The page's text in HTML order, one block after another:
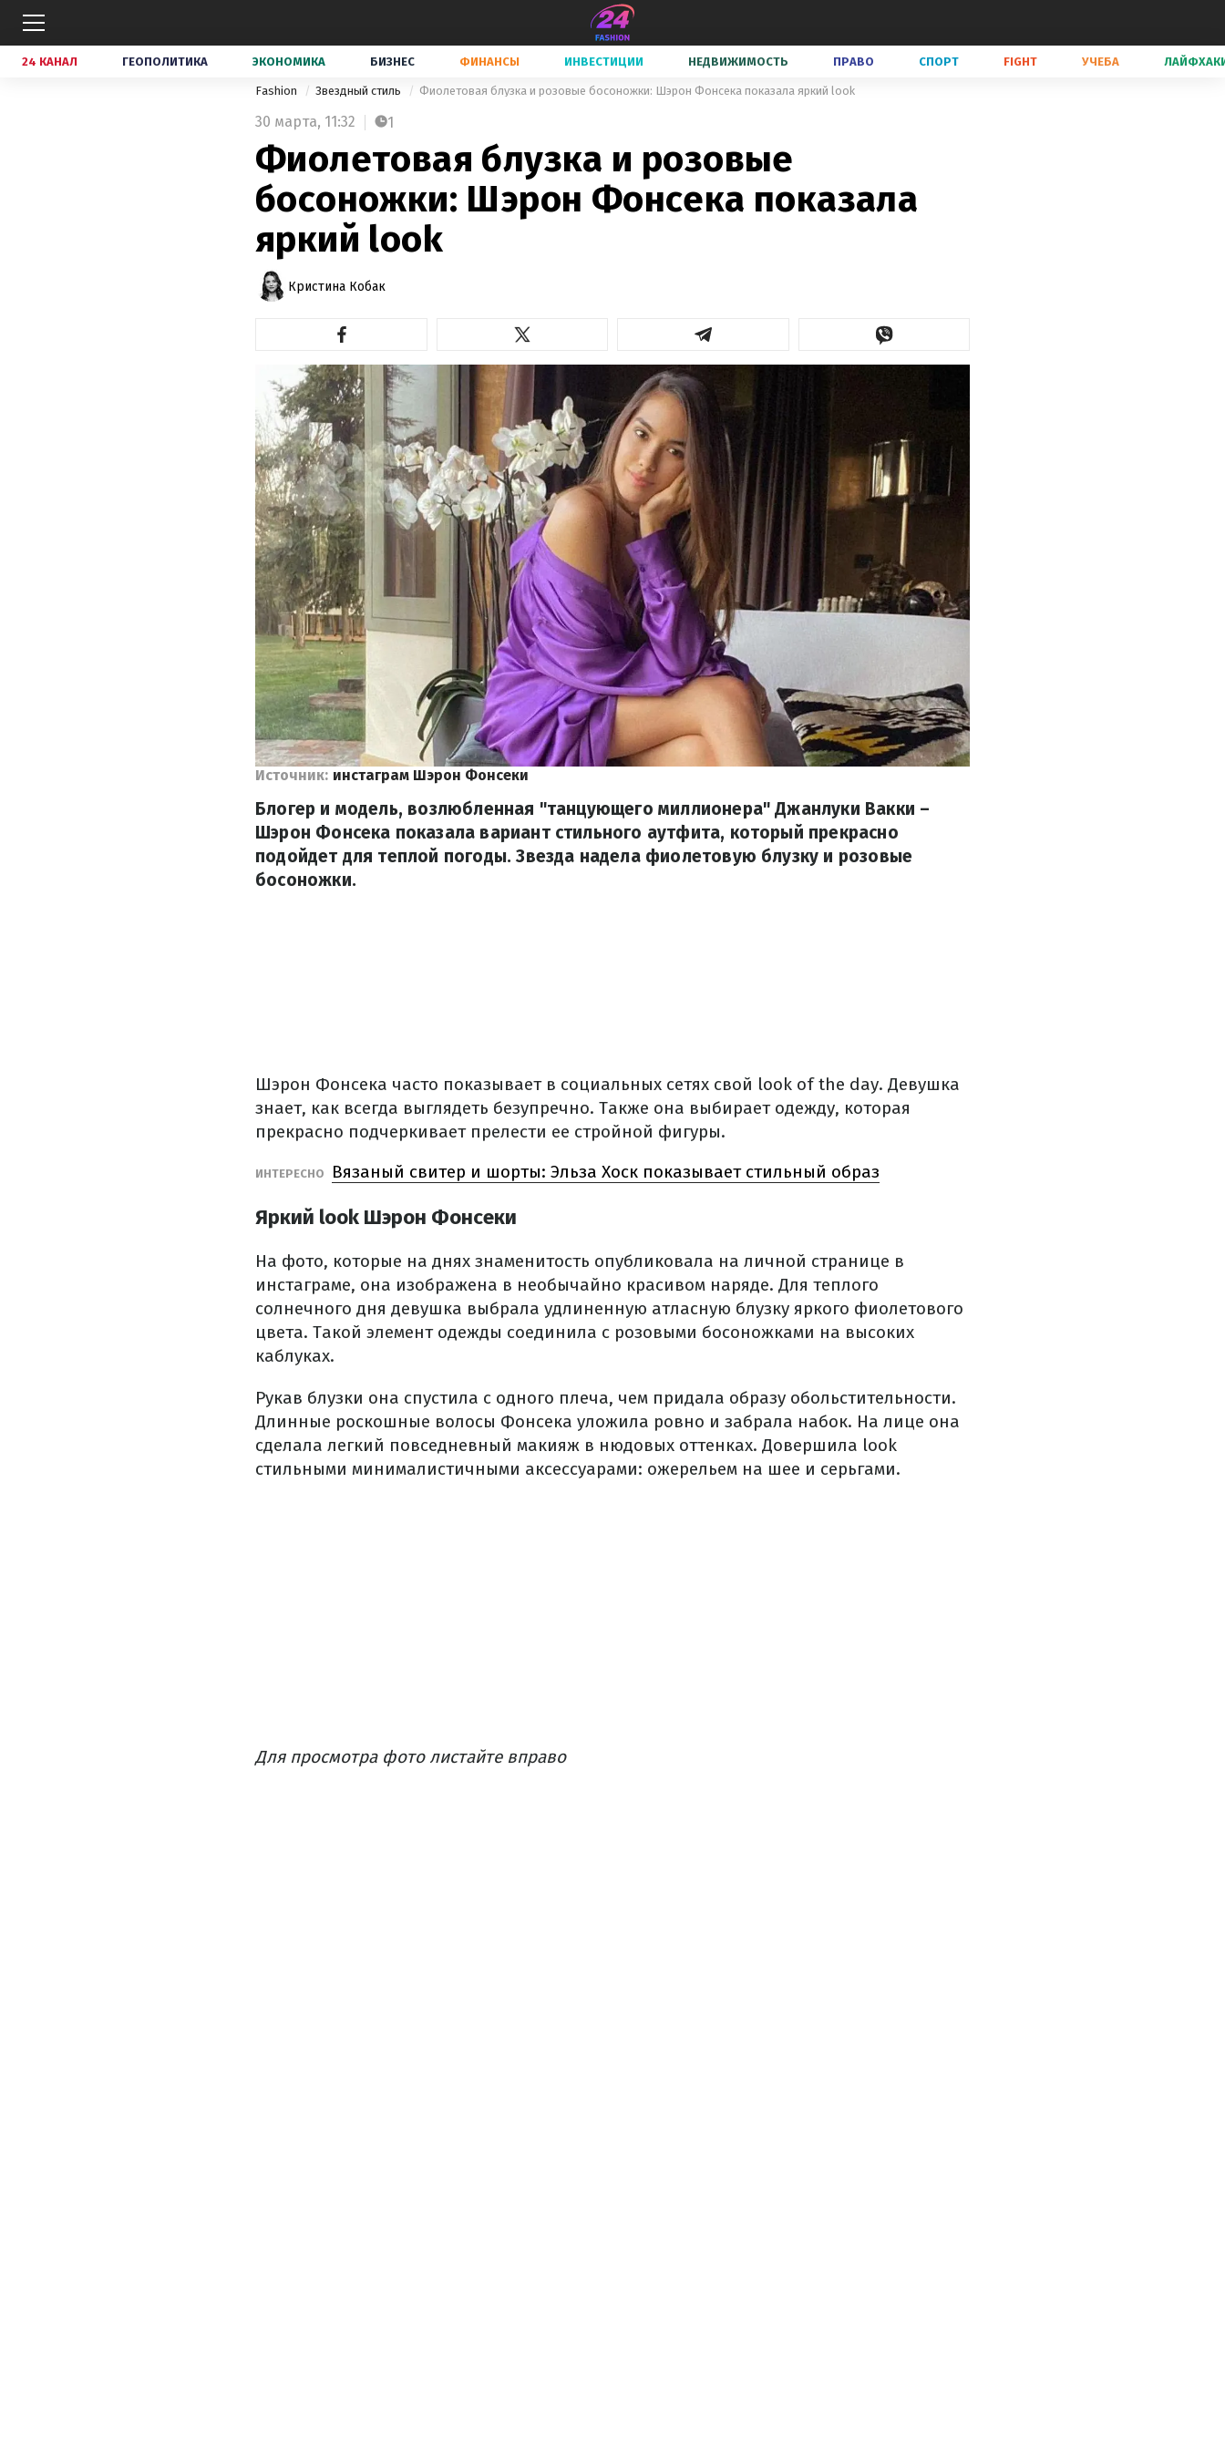
24 КАНАЛ ГЕОПОЛИТИКА ЭКОНОМИКА БИЗНЕС ФИНАНСЫ ИНВЕСТИЦИИ НЕДВИЖИМОСТЬ ПРАВО СПОРТ FIGHT УЧЕБА
Fashion Звездный стиль Фиолетовая блузка и розовые босоножки: Шэрон Фонсека показала яркий look
30 марта, 11:32 1
Фиолетовая блузка и розовые
босоножки: Шэрон Фонсека показала
яркий look
Кристина Кобак
Источник: инстаграм Шэрон Фонсеки
Блогер и модель, возлюбленная "танцующего миллионера" Джанлуки Вакки –
Шэрон Фонсека показала вариант стильного аутфита, который прекрасно
подойдет для теплой погоды. Звезда надела фиолетовую блузку и розовые
босоножки.
Шэрон Фонсека часто показывает в социальных сетях свой look of the day. Девушка
знает, как всегда выглядеть безупречно. Также она выбирает одежду, которая
прекрасно подчеркивает прелести ее стройной фигуры.
ИНТЕРЕСНО Вязаный свитер и шорты: Эльза Хоск показывает стильный образ
Яркий look Шэрон Фонсеки
На фото, которые на днях знаменитость опубликовала на личной странице в
инстаграме, она изображена в необычайно красивом наряде. Для теплого
солнечного дня девушка выбрала удлиненную атласную блузку яркого фиолетового
цвета. Такой элемент одежды соединила с розовыми босоножками на высоких
каблуках.
Рукав блузки она спустила с одного плеча, чем придала образу обольстительности.
Длинные роскошные волосы Фонсека уложила ровно и забрала набок. На лице она
сделала легкий повседневный макияж в нюдовых оттенках. Довершила look
стильными минималистичными аксессуарами: ожерельем на шее и серьгами.
Для просмотра фото листайте вправо